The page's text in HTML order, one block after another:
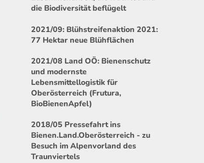
die Biodiversität beflügelt
2021/09: Blühstreifenaktion 2021:
77 Hektar neue Blühflächen
2021/08 Land OÖ: Bienenschutz
und modernste
Lebensmittellogistik für
Oberösterreich (Frutura,
BioBienenApfel)
2018/05 Pressefahrt ins
Bienen.Land.Oberösterreich - zu
Besuch im Alpenvorland des
Traunviertels